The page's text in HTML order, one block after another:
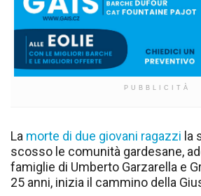
PUBBLICITÀ
La morte di due giovani ragazzi la
scosso le comunità gardesane,
famiglie di Umberto Garzarella e
25 anni, inizia il cammino della